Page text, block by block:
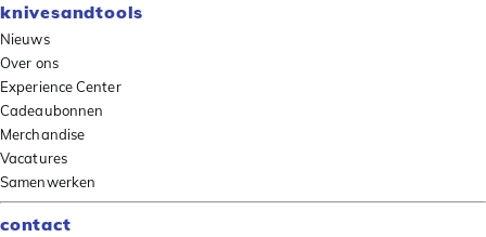
knivesandtools
Nieuws
Over ons
Experience Center
Cadeaubonnen
Merchandise
Vacatures
Samenwerken
contact